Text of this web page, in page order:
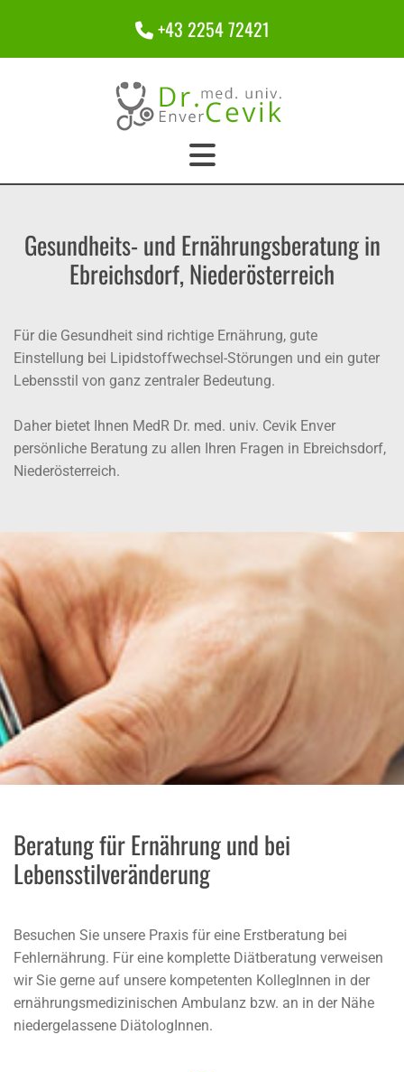
 +43 2254 72421
Gesundheits- und Ernährungsberatung in
Ebreichsdorf, Niederösterreich
Für die Gesundheit sind richtige Ernährung, gute
Einstellung bei Lipidstoffwechsel-Störungen und ein guter
Lebensstil von ganz zentraler Bedeutung.
Daher bietet Ihnen MedR Dr. med. univ. Cevik Enver
persönliche Beratung zu allen Ihren Fragen in Ebreichsdorf,
Niederösterreich.
Beratung für Ernährung und bei
Lebensstilveränderung
Besuchen Sie unsere Praxis für eine Erstberatung bei
Fehlernährung. Für eine komplette Diätberatung verweisen
wir Sie gerne auf unsere kompetenten KollegInnen in der
ernährungsmedizinischen Ambulanz bzw. an in der Nähe
niedergelassene DiätologInnen.